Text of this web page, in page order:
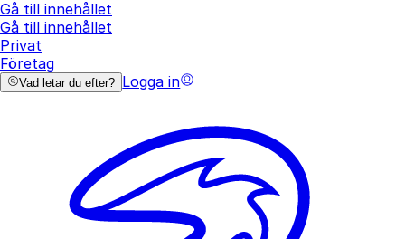
Gå till innehållet
Gå till innehållet
Privat
Företag
Vad letar du efter? Logga in